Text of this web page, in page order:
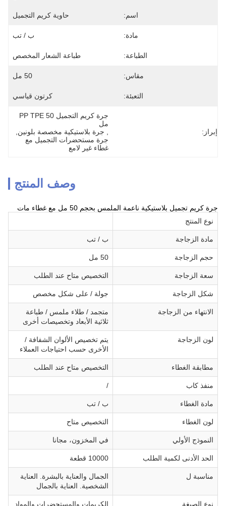
اسم: حاوية كريم التجميل
مادة: ب / تب
الطباعة: طباعة الشعار المخصص
مقاس: 50 مل
التعبئة: كرتون قياسي
إبراز:
مل
جرة بلاستيكية مخصصة بلونين
غطاء غير لامع
وصف المنتج
جرة كريم تجميل بلاستيكية ناعمة الملمس بحجم 50 مل مع غطاء مات
نوع المنتج
مادة الزجاجة ب / تب
حجم الزجاجة 50 مل
سعة الزجاجة التخصيص متاح عند الطلب
شكل الزجاجة جولة / على شكل مخصص
الانتهاء من الزجاجة
متجمد / طلاء ملمس / طباعة
ثلاثية الأبعاد وتخصيصات أخرى
لون الزجاجة
يتم تخصيص الألوان الشفافة /
الأخرى حسب احتياجات العملاء
مطابقة الغطاء التخصيص متاح عند الطلب
منفذ كاب /
مادة الغطاء ب / تب
لون الغطاء التخصيص متاح
النموذج الأولي في المخزون، مجانا
الحد الأدنى لكمية الطلب 10000 قطعة
مناسبة ل
الجمال والعناية بالبشرة. العناية
الشخصية. العناية بالجمال
نوع الصيغة الكريمات والمستحضرات والمواد